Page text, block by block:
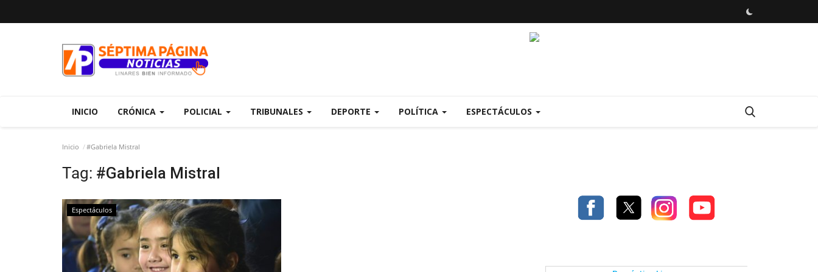
INICIO CRÓNICA POLICIAL TRIBUNALES DEPORTE POLÍTICA ESPECTÁCULOS
Inicio #Gabriela Mistral
Tag: #Gabriela Mistral
Espectáculos